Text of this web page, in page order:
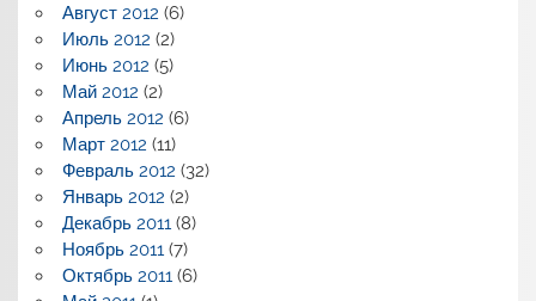
Август 2012 (6)
Июль 2012 (2)
Июнь 2012 (5)
Май 2012 (2)
Апрель 2012 (6)
Март 2012 (11)
Февраль 2012 (32)
Январь 2012 (2)
Декабрь 2011(8)
Ноябрь 2011(7)
Октябрь 2011(6)